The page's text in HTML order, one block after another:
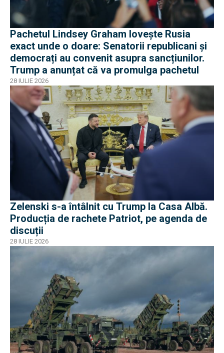
Pachetul Lindsey Graham lovește Rusia
exact unde o doare: Senatorii republicani și
democrați au convenit asupra sancțiunilor.
Trump a anunțat că va promulga pachetul
28 IULIE 2026
Zelenski s-a întâlnit cu Trump la Casa Albă.
Producția de rachete Patriot, pe agenda de
discuții
28 IULIE 2026